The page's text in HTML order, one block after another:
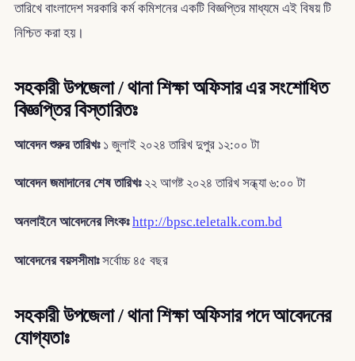
তারিখে বাংলাদেশ সরকারি কর্ম কমিশনের একটি বিজ্ঞপ্তির মাধ্যমে এই বিষয় টি
নিশ্চিত করা হয়।
সহকারী উপজেলা / থানা শিক্ষা অফিসার এর সংশোধিত
বিজ্ঞপ্তির বিস্তারিতঃ
আবেদন শুরুর তারিখঃ১ জুলাই ২০২৪ তারিখ দুপুর ১২:০০ টা
আবেদন জমাদানের শেষ তারিখঃ২২ আগষ্ট ২০২৪ তারিখ সন্ধ্যা ৬:০০ টা
অনলাইনে আবেদনের লিংকঃ http://bpsc.teletalk.com.bd
আবেদনের বয়সসীমাঃসর্বোচ্চ ৪৫ বছর
সহকারী উপজেলা / থানা শিক্ষা অফিসার পদে আবেদনের
যোগ্যতাঃ